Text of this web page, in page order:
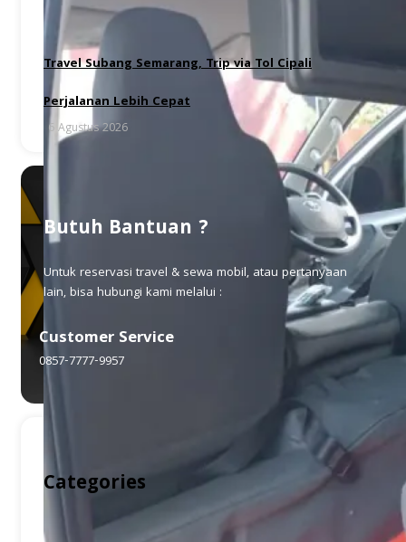
Travel Subang Semarang, Trip via Tol Cipali
Perjalanan Lebih Cepat
6 Agustus 2026
Butuh Bantuan ?
Untuk reservasi travel & sewa mobil, atau pertanyaan
lain, bisa hubungi kami melalui :
Customer Service
0857-7777-9957
Categories